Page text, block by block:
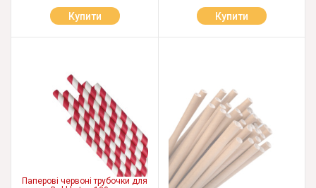
Купити Купити
Паперові червоні трубочки для